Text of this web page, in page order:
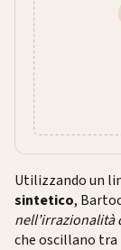
Utilizzando un
sintetico,
nell’irrazionalità
che oscillano tra